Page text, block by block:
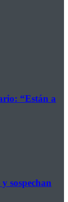
“Están a
sospechan